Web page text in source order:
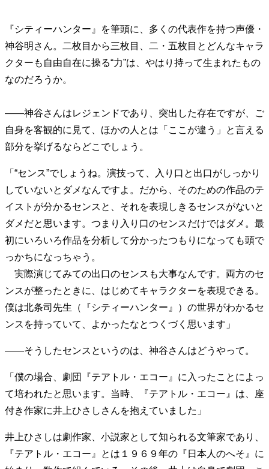
『シティーハンター』を筆頭に、多くの代表作を持つ声優・
神谷明さん。二枚目から三枚目、二・五枚目とどんなキャラ
クターも自由自在に操る“力”は、やはり持って生まれたもの
なのだろうか。
――神谷さんはレジェンドであり、突出した存在ですが、ご
自身を客観的に見て、ほかの人とは「ここが違う」と言える
部分を挙げるならどこでしょう。
「“センス”でしょうね。演技って、入り口と出口がしっかり
していないとダメなんですよ。だから、そのための作品のテ
イストが分かるセンスと、それを表現しきるセンスがないと
ダメだと思います。つまり入り口のセンスだけではダメ。最
初にいろいろ作品を分析して分かったつもりになっても頭で
っかちになっちゃう。
実際演じてみての出口のセンスも大事なんです。両方のセ
ンスが整ったときに、はじめてキャラクターを表現できる。
僕は北条司先生（『シティーハンター』）の世界がわかるセ
ンスを持っていて、よかったなとつくづく思います」
――そうしたセンスというのは、神谷さんはどうやって。
「僕の場合、劇団『テアトル・エコー』に入ったことによっ
て培われたと思います。当時、『テアトル・エコー』は、座
付き作家に井上ひさしさんを抱えていました」
井上ひさしは劇作家、小説家として知られる文筆家であり、
『テアトル・エコー』とは１９６９年の『日本人のへそ』に